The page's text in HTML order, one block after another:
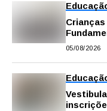
Crianças
digitais
05/08/2026